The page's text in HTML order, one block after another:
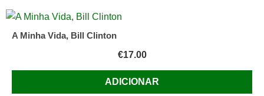
A Minha Vida, Bill Clinton
€17.00
ADICIONAR